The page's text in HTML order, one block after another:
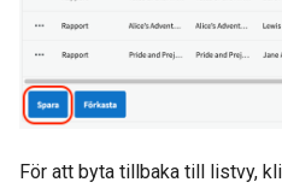
För att byta tillbaka till listvy,